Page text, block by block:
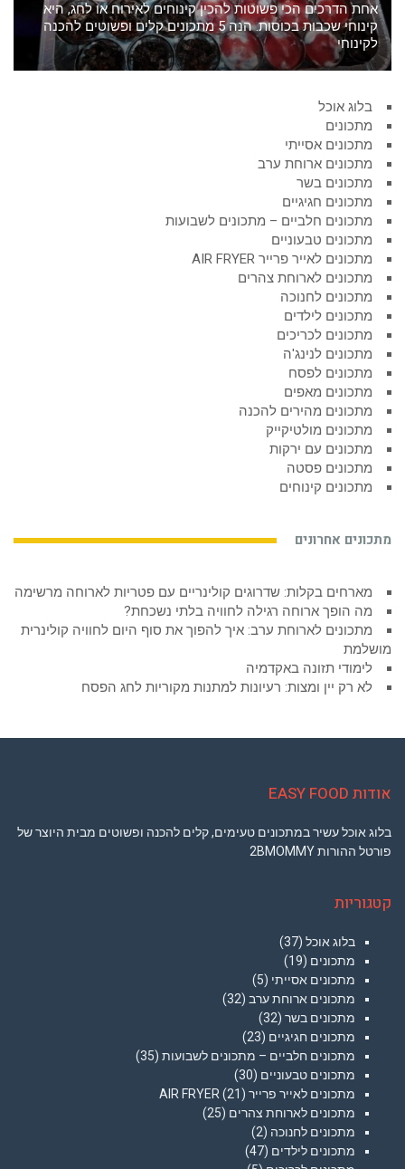
אחת הדרכים הכי פשוטות להכין קינוחים לאירוח או לחג, היא
קינוחי שכבות בכוסות. הנה 5 מתכונים קלים ופשוטים להכנה
לקינוחי
בלוג אוכל
מתכונים
מתכונים אסייתי
מתכונים ארוחת ערב
מתכונים בשר
מתכונים חגיגיים
מתכונים חלביים – מתכונים לשבועות
מתכונים טבעוניים
מתכונים לאייר פרייר AIR FRYER
מתכונים לארוחת צהרים
מתכונים לחנוכה
מתכונים לילדים
מתכונים לכריכים
מתכונים לנינג'ה
מתכונים לפסח
מתכונים מאפים
מתכונים מהירים להכנה
מתכונים מולטיקייק
מתכונים עם ירקות
מתכונים פסטה
מתכונים קינוחים
מתכונים אחרונים
מארחים בקלות: שדרוגים קולינריים עם פטריות לארוחה מרשימה
מה הופך ארוחה רגילה לחוויה בלתי נשכחת?
מתכונים לארוחת ערב: איך להפוך את סוף היום לחוויה קולינרית
מושלמת
לימודי תזונה באקדמיה
לא רק יין ומצות: רעיונות למתנות מקוריות לחג הפסח
אודות EASY FOOD
בלוג אוכל עשיר במתכונים טעימים, קלים להכנה ופשוטים מבית היוצר של
פורטל ההורות 2BMOMMY
קטגוריות
בלוג אוכל (37)
מתכונים (19)
מתכונים אסייתי (5)
מתכונים ארוחת ערב (32)
מתכונים בשר (32)
מתכונים חגיגיים (23)
מתכונים חלביים – מתכונים לשבועות (35)
מתכונים טבעוניים (30)
מתכונים לאייר פרייר AIR FRYER (21)
מתכונים לארוחת צהרים (25)
מתכונים לחנוכה (2)
מתכונים לילדים (47)